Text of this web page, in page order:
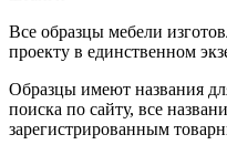
Все образцы мебели
проекту в единственном
Образцы имеют названия
поиска по сайту, все
зарегистрированным